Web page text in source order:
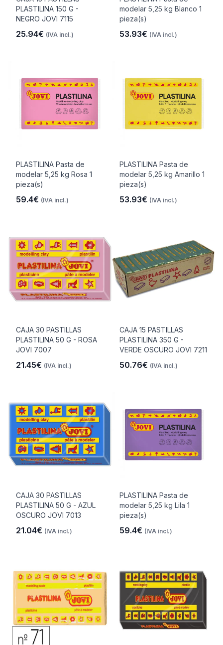
PLASTILINA 150 G -
NEGRO JOVI 7115
25.94€ (IVA incl.)
modelar 5,25 kg Blanco 1
pieza(s)
53.93€ (IVA incl.)
PLASTILINA Pasta de
modelar 5,25 kg Rosa 1
pieza(s)
59.4€ (IVA incl.)
PLASTILINA Pasta de
modelar 5,25 kg Amarillo 1
pieza(s)
53.93€ (IVA incl.)
CAJA 30 PASTILLAS
PLASTILINA 50 G - ROSA
JOVI 7007
21.45€ (IVA incl.)
CAJA 15 PASTILLAS
PLASTILINA 350 G -
VERDE OSCURO JOVI 7211
50.76€ (IVA incl.)
CAJA 30 PASTILLAS
PLASTILINA 50 G - AZUL
OSCURO JOVI 7013
21.04€ (IVA incl.)
PLASTILINA Pasta de
modelar 5,25 kg Lila 1
pieza(s)
59.4€ (IVA incl.)